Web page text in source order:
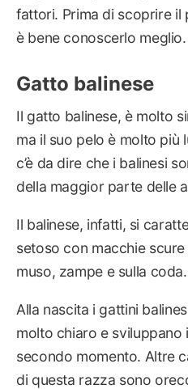
fattori. Prima di scoprire
è bene conoscerlo meglio.
Gatto balinese
Il gatto balinese, è molto
ma il suo pelo è molto più
c’è da dire che i balinesi
della maggior parte delle
Il balinese, infatti, si
setoso con macchie scure
muso, zampe e sulla coda.
Alla nascita i gattini
molto chiaro e sviluppano
secondo momento. Altre
di questa razza sono